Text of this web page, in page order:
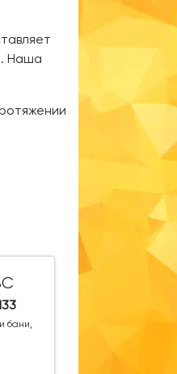
Наша
бани,